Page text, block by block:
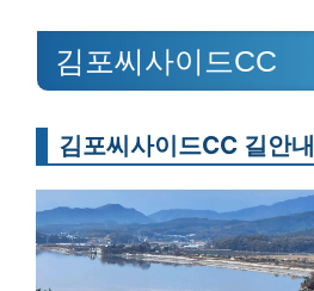
김포씨사이드CC
김포씨사이드CC 길안내